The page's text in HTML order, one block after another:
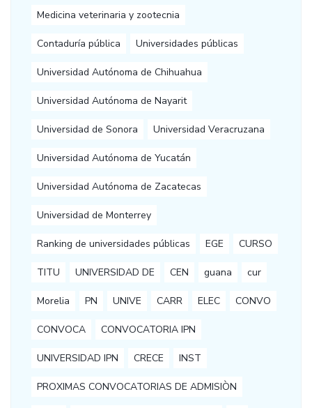
Medicina veterinaria y zootecnia
Contaduría pública Universidades públicas
Universidad Autónoma de Chihuahua
Universidad Autónoma de Nayarit
Universidad de Sonora Universidad Veracruzana
Universidad Autónoma de Yucatán
Universidad Autónoma de Zacatecas
Universidad de Monterrey
Ranking de universidades públicas EGE CURSO
TITU UNIVERSIDAD DE CEN guana cur
Morelia PN UNIVE CARR ELEC CONVO
CONVOCA CONVOCATORIA IPN
UNIVERSIDAD IPN CRECE INST
PROXIMAS CONVOCATORIAS DE ADMISIÒN